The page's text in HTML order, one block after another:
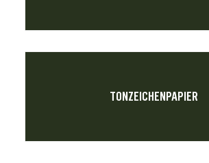
TONZEICHENPAPIER